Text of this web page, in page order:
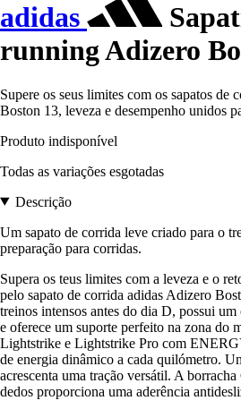
adidas
running Adizero
Supere os seus limites com os sapatos de
Boston 13, leveza e desempenho unidos
Produto indisponível
Todas as variações esgotadas
Descrição
Um sapato de corrida leve criado para o
preparação para corridas.
Supera os teus limites com a leveza e o
pelo sapato de corrida adidas Adizero
treinos intensos antes do dia D, possui
e oferece um suporte perfeito na zona do
Lightstrike e Lightstrike Pro com
de energia dinâmico a cada quilómetro.
acrescenta uma tração versátil. A
dedos proporciona uma aderência